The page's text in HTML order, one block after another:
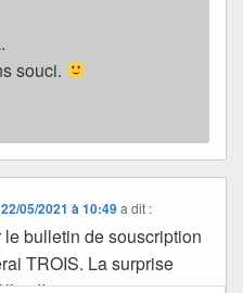
souci.
22/05/2021 à 10:49 a dit :
bulletin de souscription
TROIS. La surprise